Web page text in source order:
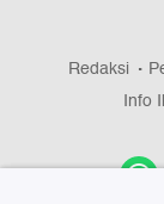
Redaksi
Info